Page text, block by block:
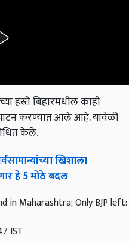
हस्ते बिहारमधील काही
करण्यात आले आहे. यावेळी
केले.
खिशाला
हे 5 मोठे बदल
in Maharashtra; Only BJP left:
IST